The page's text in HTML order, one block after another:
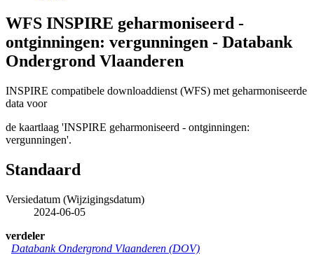
WFS INSPIRE geharmoniseerd -
ontginningen: vergunningen - Databank
Ondergrond Vlaanderen
INSPIRE compatibele downloaddienst (WFS) met geharmoniseerde
data voor
de kaartlaag 'INSPIRE geharmoniseerd - ontginningen:
vergunningen'.
Standaard
Versiedatum (Wijzigingsdatum)
2024-06-05
verdeler
Databank Ondergrond Vlaanderen (DOV)